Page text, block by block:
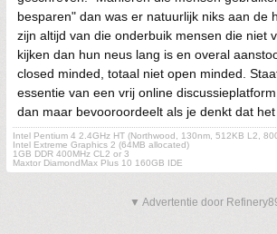
besparen" dan was er natuurlijk niks aan de
zijn altijd van die onderbuik mensen die niet
kijken dan hun neus lang is en overal
closed minded, totaal niet open minded.
essentie van een vrij online
dan maar bevooroordeelt als je denkt dat het
Intel Pentium 4 2.4GHz HT (Northwood, 130nm, 512KB L2,
Intel Extreme Graphics 2 (64MB allocated)
1GB DDR 400MHz CL2 or 3
Maxtor DiamondMax Plus 10 160GB IDE
▼ Advertentie door